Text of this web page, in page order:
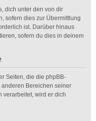
dich unter den von dir
sofern dies zur Übermittlung
ist. Darüber hinaus
sofern du dies in deinem
Seiten, die die phpBB-
Bereichen seiner
verarbeitet, wird er dich